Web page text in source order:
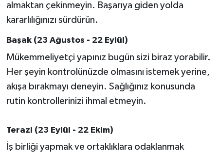
almaktan çekinmeyin. Başarıya giden yolda
kararlılığınızı sürdürün.
Başak (23 Ağustos - 22 Eylül)
Mükemmeliyetçi yapınız bugün sizi biraz yorabilir.
Her şeyin kontrolünüzde olmasını istemek yerine,
akışa bırakmayı deneyin. Sağlığınız konusunda
rutin kontrollerinizi ihmal etmeyin.
Terazi (23 Eylül - 22 Ekim)
İş birliği yapmak ve ortaklıklara odaklanmak
TARİHTE BUGÜN
Trend
TÜRKİYE
YAŞAM